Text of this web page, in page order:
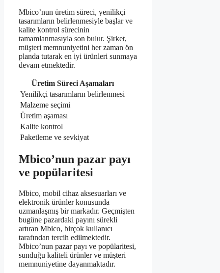
Mbico’nun üretim süreci, yenilikçi
tasarımların belirlenmesiyle başlar ve
kalite kontrol sürecinin
tamamlanmasıyla son bulur. Şirket,
müşteri memnuniyetini her zaman ön
planda tutarak en iyi ürünleri sunmaya
devam etmektedir.
Üretim Süreci Aşamaları
Yenilikçi tasarımların belirlenmesi
Malzeme seçimi
Üretim aşaması
Kalite kontrol
Paketleme ve sevkiyat
Mbico’nun pazar payı
ve popülaritesi
Mbico, mobil cihaz aksesuarları ve
elektronik ürünler konusunda
uzmanlaşmış bir markadır. Geçmişten
bugüne pazardaki payını sürekli
artıran Mbico, birçok kullanıcı
tarafından tercih edilmektedir.
Mbico’nun pazar payı ve popülaritesi,
sunduğu kaliteli ürünler ve müşteri
memnuniyetine dayanmaktadır.